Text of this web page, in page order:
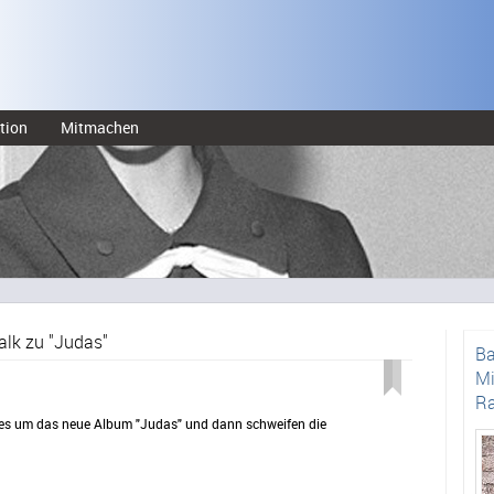
Mitmachen
zu "Judas"
um das neue Album "Judas" und dann schweifen die